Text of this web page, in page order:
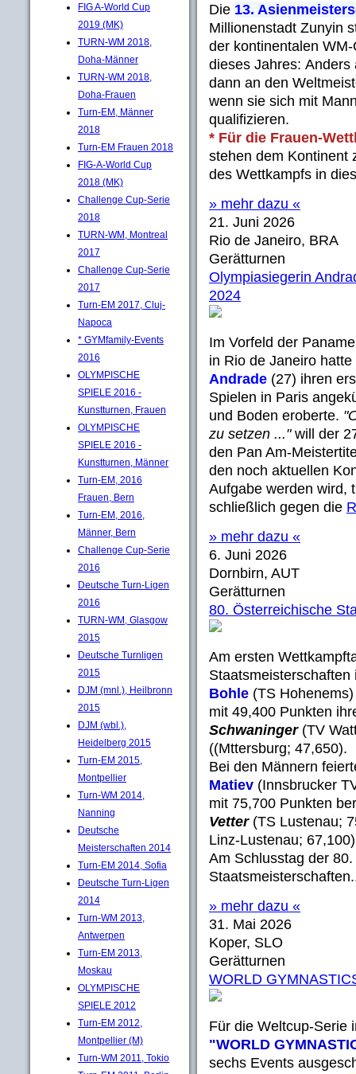
FIG A-World Cup
2019 (MK)
TURN-WM 2018,
Doha-Männer
TURN-WM 2018,
Doha-Frauen
Turn-EM, Männer
2018
Turn-EM Frauen 2018
FIG-A-World Cup
2018 (MK)
Challenge Cup-Serie
2018
TURN-WM, Montreal
2017
Challenge Cup-Serie
2017
Turn-EM 2017, Cluj-
Napoca
* GYMfamily-Events
2016
OLYMPISCHE
SPIELE 2016 -
Kunstturnen, Frauen
OLYMPISCHE
SPIELE 2016 -
Kunstturnen, Männer
Turn-EM, 2016
Frauen, Bern
Turn-EM, 2016,
Männer, Bern
Challenge Cup-Serie
2016
Deutsche Turn-Ligen
2016
TURN-WM, Glasgow
2015
Deutsche Turnligen
2015
DJM (mnl.), Heilbronn
2015
DJM (wbl.),
Heidelberg 2015
Turn-EM 2015,
Montpellier
Turn-WM 2014,
Nanning
Deutsche
Meisterschaften 2014
Turn-EM 2014, Sofia
Deutsche Turn-Ligen
2014
Turn-WM 2013,
Antwerpen
Turn-EM 2013,
Moskau
OLYMPISCHE
SPIELE 2012
Turn-EM 2012,
Montpellier (M)
Turn-WM 2011, Tokio
Die 13.
Millionenstadt Zunyin
der kontinentalen
dieses Jahres:
dann an den
wenn sie sich mit
qualifizieren.
* Für die Frauen-
stehen dem Kontinent
des Wettkampfs in
» mehr dazu «
21. Juni 2026
Rio de Janeiro, BRA
Gerätturnen
Olympiasiegerin
2024
Im Vorfeld der
in Rio de Janeiro
Andrade (27) ihren
Spielen in Paris
und Boden eroberte.
zu setzen ..."will der
den Pan Am-
den noch aktuellen
Aufgabe werden wird,
schließlich gegen die
» mehr dazu «
6. Juni 2026
Dornbirn, AUT
Gerätturnen
80. Österreichische
Am ersten
Bohle (TS
mit 49,400 Punkten
Schwaninger (TV
((Mttersburg; 47,650).
Bei den Männern
Matiev (Innsbrucker
mit 75,700 Punkten
Vetter (TS Lustenau;
Linz-Lustenau;
Am Schlusstag der
» mehr dazu «
31. Mai 2026
Koper, SLO
Gerätturnen
WORLD
Für die Weltcup-Serie
"WORLD
sechs Events